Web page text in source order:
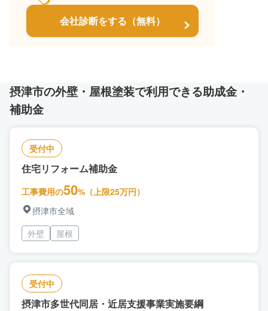
会社診断をする（無料）
摂津市の外壁・屋根塗装で利用できる助成金・
補助金
受付中
住宅リフォーム補助金
工事費用の50%（上限25万円）
摂津市全域
外壁
屋根
受付中
摂津市多世代同居・近居支援事業実施要綱